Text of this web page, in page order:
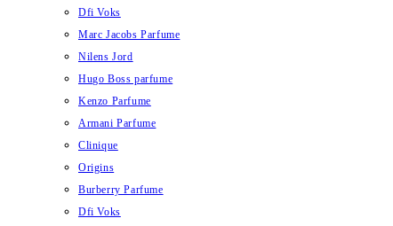
Dfi Voks
Marc Jacobs Parfume
Nilens Jord
Hugo Boss parfume
Kenzo Parfume
Armani Parfume
Clinique
Origins
Burberry Parfume
Dfi Voks